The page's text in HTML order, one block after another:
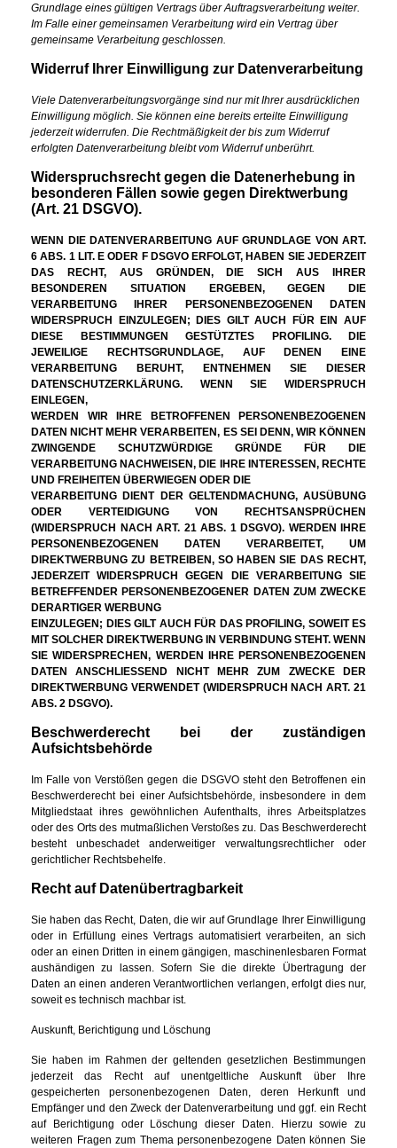
Grundlage eines gültigen Vertrags über Auftragsverarbeitung weiter.
Im Falle einer gemeinsamen Verarbeitung wird ein Vertrag über
gemeinsame Verarbeitung geschlossen.
Widerruf Ihrer Einwilligung zur Datenverarbeitung
Viele Datenverarbeitungsvorgänge sind nur mit Ihrer ausdrücklichen
Einwilligung möglich. Sie können eine bereits erteilte Einwilligung
jederzeit widerrufen. Die Rechtmäßigkeit der bis zum Widerruf
erfolgten Datenverarbeitung bleibt vom Widerruf unberührt.
Widerspruchsrecht gegen die Datenerhebung in
besonderen Fällen sowie gegen Direktwerbung
(Art. 21 DSGVO).
WENN DIE DATENVERARBEITUNG AUF GRUNDLAGE VON ART.
6 ABS. 1 LIT. E ODER F DSGVO ERFOLGT, HABEN SIE JEDERZEIT
DAS RECHT, AUS GRÜNDEN, DIE SICH AUS IHRER
BESONDEREN SITUATION ERGEBEN, GEGEN DIE
VERARBEITUNG IHRER PERSONENBEZOGENEN DATEN
WIDERSPRUCH EINZULEGEN; DIES GILT AUCH FÜR EIN AUF
DIESE BESTIMMUNGEN GESTÜTZTES PROFILING. DIE
JEWEILIGE RECHTSGRUNDLAGE, AUF DENEN EINE
VERARBEITUNG BERUHT, ENTNEHMEN SIE DIESER
DATENSCHUTZERKLÄRUNG. WENN SIE WIDERSPRUCH
EINLEGEN,
WERDEN WIR IHRE BETROFFENEN PERSONENBEZOGENEN
DATEN NICHT MEHR VERARBEITEN, ES SEI DENN, WIR KÖNNEN
ZWINGENDE SCHUTZWÜRDIGE GRÜNDE FÜR DIE
VERARBEITUNG NACHWEISEN, DIE IHRE INTERESSEN, RECHTE
UND FREIHEITEN ÜBERWIEGEN ODER DIE
VERARBEITUNG DIENT DER GELTENDMACHUNG, AUSÜBUNG
ODER VERTEIDIGUNG VON RECHTSANSPRÜCHEN
(WIDERSPRUCH NACH ART. 21 ABS. 1 DSGVO). WERDEN IHRE
PERSONENBEZOGENEN DATEN VERARBEITET, UM
DIREKTWERBUNG ZU BETREIBEN, SO HABEN SIE DAS RECHT,
JEDERZEIT WIDERSPRUCH GEGEN DIE VERARBEITUNG SIE
BETREFFENDER PERSONENBEZOGENER DATEN ZUM ZWECKE
DERARTIGER WERBUNG
EINZULEGEN; DIES GILT AUCH FÜR DAS PROFILING, SOWEIT ES
MIT SOLCHER DIREKTWERBUNG IN VERBINDUNG STEHT. WENN
SIE WIDERSPRECHEN, WERDEN IHRE PERSONENBEZOGENEN
DATEN ANSCHLIESSEND NICHT MEHR ZUM ZWECKE DER
DIREKTWERBUNG VERWENDET (WIDERSPRUCH NACH ART. 21
ABS. 2 DSGVO).
Beschwerderecht bei der zuständigen
Aufsichtsbehörde
Im Falle von Verstößen gegen die DSGVO steht den Betroffenen ein
Beschwerderecht bei einer Aufsichtsbehörde, insbesondere in dem
Mitgliedstaat ihres gewöhnlichen Aufenthalts, ihres Arbeitsplatzes
oder des Orts des mutmaßlichen Verstoßes zu. Das Beschwerderecht
besteht unbeschadet anderweitiger verwaltungsrechtlicher oder
gerichtlicher Rechtsbehelfe.
Recht auf Datenübertragbarkeit
Sie haben das Recht, Daten, die wir auf Grundlage Ihrer Einwilligung
oder in Erfüllung eines Vertrags automatisiert verarbeiten, an sich
oder an einen Dritten in einem gängigen, maschinenlesbaren Format
aushändigen zu lassen. Sofern Sie die direkte Übertragung der
Daten an einen anderen Verantwortlichen verlangen, erfolgt dies nur,
soweit es technisch machbar ist.
Auskunft, Berichtigung und Löschung
Sie haben im Rahmen der geltenden gesetzlichen Bestimmungen
jederzeit das Recht auf unentgeltliche Auskunft über Ihre
gespeicherten personenbezogenen Daten, deren Herkunft und
Empfänger und den Zweck der Datenverarbeitung und ggf. ein Recht
auf Berichtigung oder Löschung dieser Daten. Hierzu sowie zu
weiteren Fragen zum Thema personenbezogene Daten können Sie